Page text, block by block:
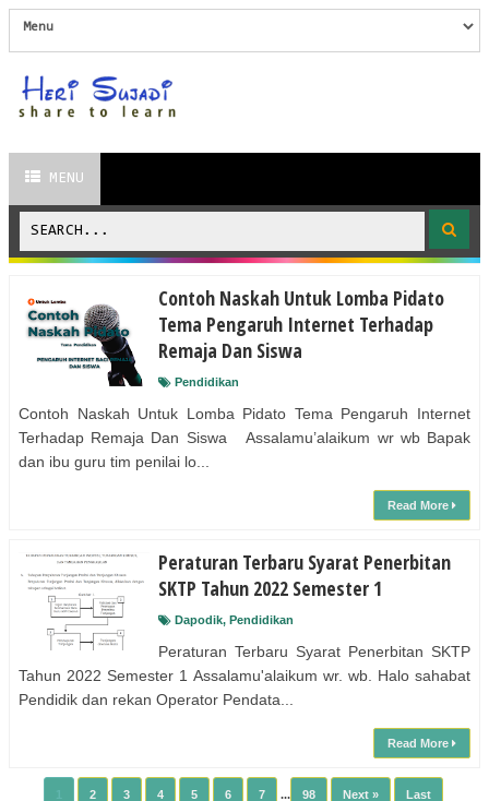
MENU
Contoh Naskah Untuk Lomba Pidato
Tema Pengaruh Internet Terhadap
Remaja Dan Siswa
Pendidikan
Contoh Naskah Untuk Lomba Pidato Tema Pengaruh Internet
Terhadap Remaja Dan Siswa Assalamu’alaikum wr wb Bapak
dan ibu guru tim penilai lo...
Read More
Peraturan Terbaru Syarat Penerbitan
SKTP Tahun 2022 Semester 1
Dapodik, Pendidikan
Peraturan Terbaru Syarat Penerbitan SKTP
Tahun 2022 Semester 1 Assalamu'alaikum wr. wb. Halo sahabat
Pendidik dan rekan Operator Pendata...
Read More
2 3 4 5 6 7 ... 98 Next » Last